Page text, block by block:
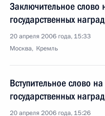
Заключительное слово
государственных наград
20 апреля 2006 года, 15:33
Москва, Кремль
Вступительное слово
государственных наград
20 апреля 2006 года, 15:26